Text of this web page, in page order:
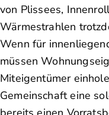
von Plissees,
Wärmestrahlen
Wenn für
müssen
Miteigentümer
Gemeinschaft eine